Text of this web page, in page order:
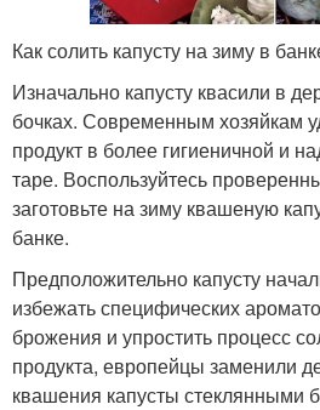
Как солить капусту на зиму в
Изначально капусту квасили в
бочках. Современным хозяйкам
продукт в более гигиеничной и
таре. Воспользуйтесь
заготовьте на зиму квашеную
банке.
Предположительно капусту
избежать специфических
брожения и упростить процесс
продукта, европейцы заменили
квашения капусты стеклянными